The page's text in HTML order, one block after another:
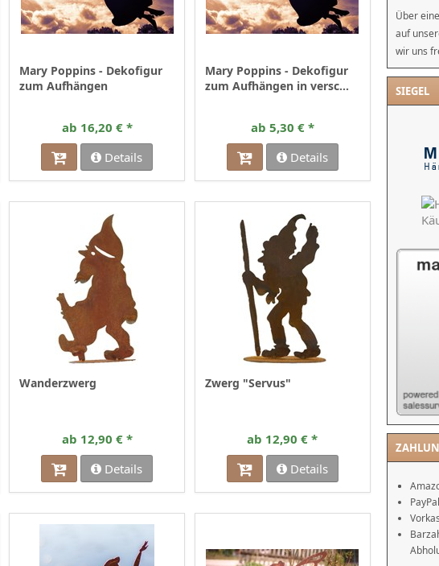
Mary Poppins - Dekofigur
zum Aufhängen
ab 16,20 € *
Details
Mary Poppins - Dekofigur
zum Aufhängen in versc...
ab 5,30 € *
Details
Wanderzwerg
ab 12,90 € *
Details
Zwerg "Servus"
ab 12,90 € *
Details
Über
auf
wir uns
SIEGEL
PayPal